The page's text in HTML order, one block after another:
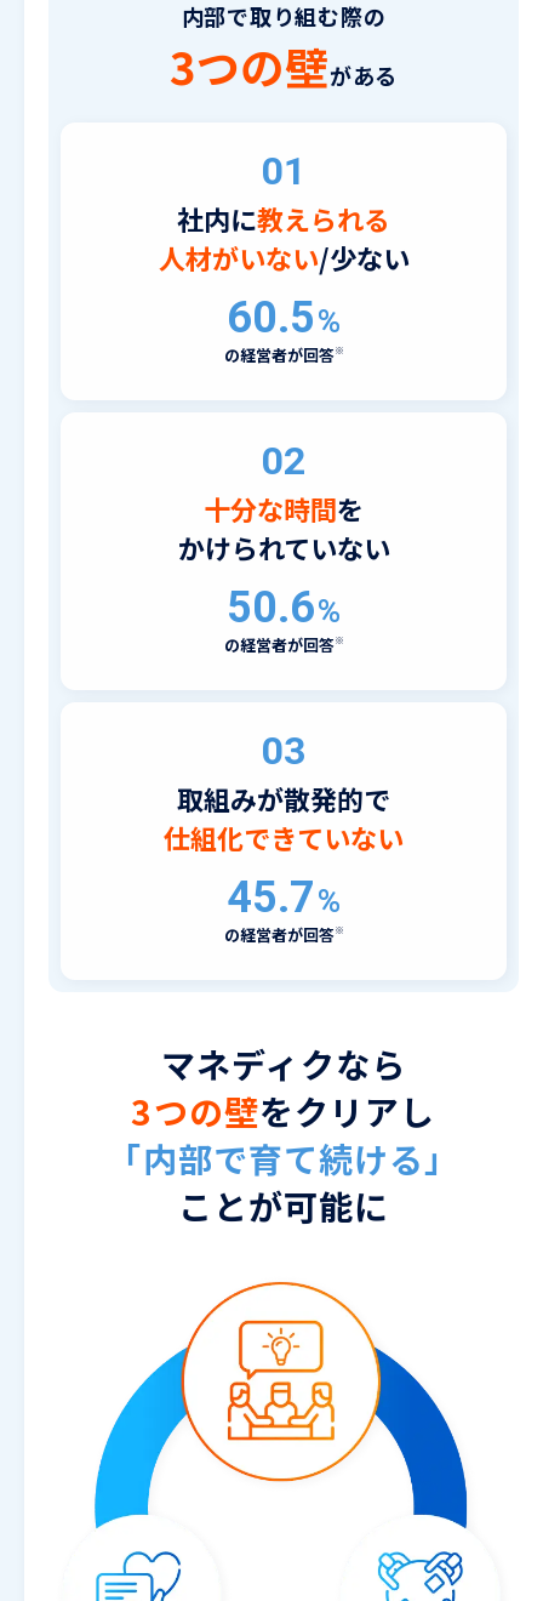
内部で取り組む際の
3つの壁がある
01
社内に教えられる
人材がいない/少ない
60.5%
の経営者が回答
02
十分な時間を
かけられていない
50.6%
の経営者が回答
03
取組みが散発的で
仕組化できていない
45.7%
の経営者が回答
マネディクなら
3つの壁をクリアし
「内部で育て続ける」
ことが可能に